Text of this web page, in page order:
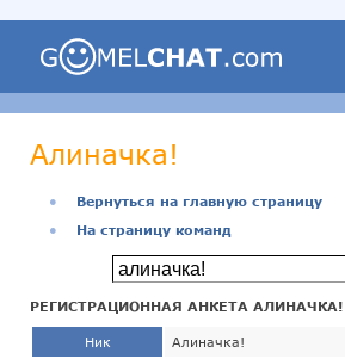
Алиначка!
●
Вернуться на главную страницу
●
На страницу команд
РЕГИСТРАЦИОННАЯ АНКЕТА АЛИНАЧКА!
Ник Алиначка!